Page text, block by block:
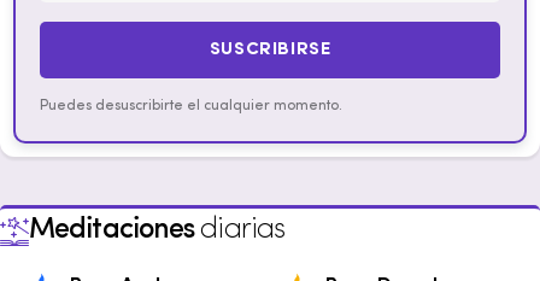
SUSCRIBIRSE
Puedes desuscribirte el cualquier momento.
Meditacionesdiarias